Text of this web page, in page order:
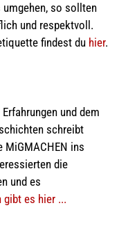
so sollten
und respektvoll.
findest du hier.
und dem
schreibt
MiGMACHEN ins
die
und es
es hier ...